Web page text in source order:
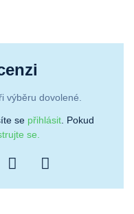
výběru dovolené.
se přihlásit. Pokud
se.